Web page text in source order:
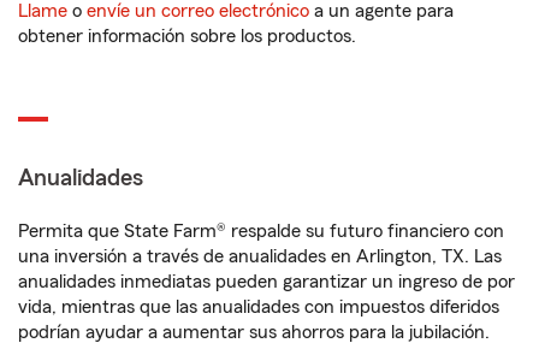
Llame o envíe un correo electrónico a un agente para
obtener información sobre los productos.
Anualidades
Permita que State Farm® respalde su futuro financiero con
una inversión a través de anualidades en Arlington, TX. Las
anualidades inmediatas pueden garantizar un ingreso de por
vida, mientras que las anualidades con impuestos diferidos
podrían ayudar a aumentar sus ahorros para la jubilación.